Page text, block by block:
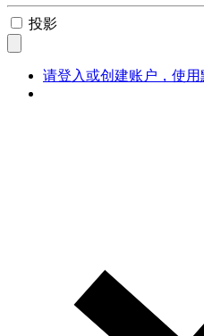
投影
请登入或创建账户，使用